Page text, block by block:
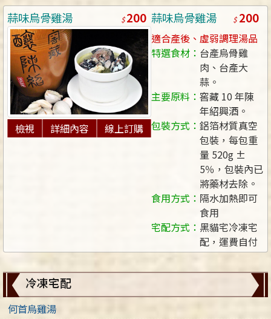
冷凍宅配
何首烏雞湯
蒜味烏骨雞湯 200
檢視 詳細內容 線上訂購
蒜味烏骨雞湯 200
適合產後、虛弱調理湯品
特選食材： 台產烏骨雞
肉、台產大
蒜。
主要原料：窖藏 10 年陳
年紹興酒。
包裝方式：鋁箔材質真空
包裝，每包重
量 520g ±
5％，包裝內已
將藥材去除。
食用方式： 隔水加熱即可
食用
宅配方式： 黑貓宅冷凍宅
配，運費自付